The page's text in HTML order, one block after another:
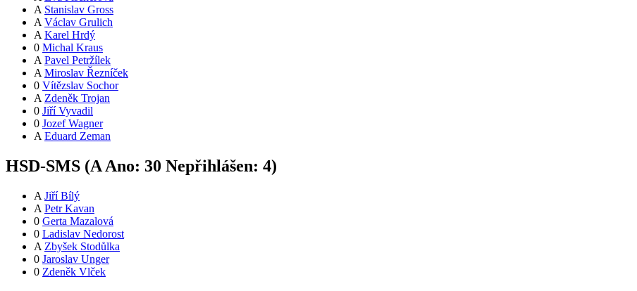
A Stanislav Gross
A Václav Grulich
A Karel Hrdý
0 Michal Kraus
A Pavel Petržílek
A Miroslav Řezníček
0 Vítězslav Sochor
A Zdeněk Trojan
0 Jiří Vyvadil
0 Jozef Wagner
A Eduard Zeman
HSD-SMS (A Ano: 30 Nepřihlášen: 4)
A Jiří Bílý
A Petr Kavan
0 Gerta Mazalová
0 Ladislav Nedorost
A Zbyšek Stodůlka
0 Jaroslav Unger
0 Zdeněk Vlček